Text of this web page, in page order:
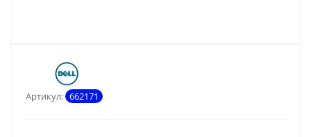
Артикул: 662171